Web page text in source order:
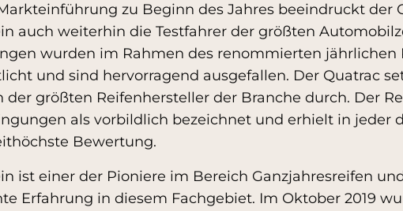
zu Beginn des Jahres beeindruckt der
auch weiterhin die Testfahrer der größten
wurden im Rahmen des renommierten jährlichen
und sind hervorragend ausgefallen. Der Quatrac
der größten Reifenhersteller der Branche durch. Der
als vorbildlich bezeichnet und erhielt in jeder
Bewertung.
ist einer der Pioniere im Bereich Ganzjahresreifen
Erfahrung in diesem Fachgebiet. Im Oktober 2019